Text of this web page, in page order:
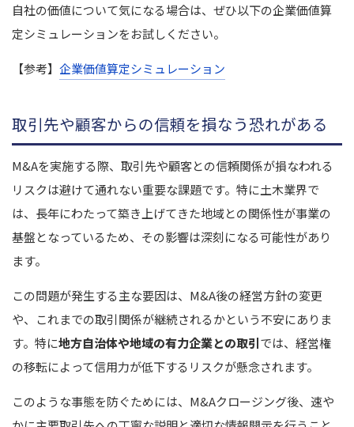
自社の価値について気になる場合は、ぜひ以下の企業価値算
定シミュレーションをお試しください。
【参考】 企業価値算定シミュレーション
取引先や顧客からの信頼を損なう恐れがある
M&Aを実施する際、取引先や顧客との信頼関係が損なわれる
リスクは避けて通れない重要な課題です。特に土木業界で
は、長年にわたって築き上げてきた地域との関係性が事業の
基盤となっているため、その影響は深刻になる可能性があり
ます。
この問題が発生する主な要因は、M&A後の経営方針の変更
や、これまでの取引関係が継続されるかという不安にありま
す。特に地方自治体や地域の有力企業との取引では、経営権
の移転によって信用力が低下するリスクが懸念されます。
このような事態を防ぐためには、M&Aクロージング後、速や